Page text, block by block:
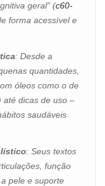
geral” (c60-
forma acessível e
: Desde a
quantidades,
óleos como o de
até dicas de uso –
saudáveis
: Seus textos
função
pele e suporte